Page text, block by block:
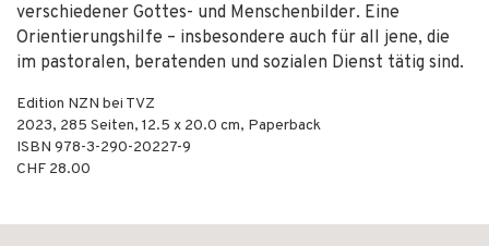
verschiedener Gottes- und Menschenbilder. Eine
Orientierungshilfe – insbesondere auch für all jene, die
im pastoralen, beratenden und sozialen Dienst tätig sind.
Edition NZN bei TVZ
2023, 285 Seiten, 12.5 x 20.0 cm, Paperback
ISBN 978-3-290-20227-9
CHF 28.00